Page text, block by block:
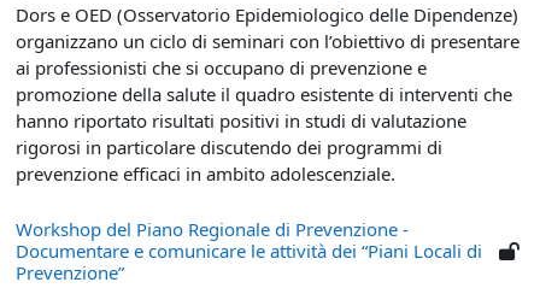
Dors e OED (Osservatorio Epidemiologico delle Dipendenze)
organizzano un ciclo di seminari con l’obiettivo di presentare
ai professionisti che si occupano di prevenzione e
promozione della salute il quadro esistente di interventi che
hanno riportato risultati positivi in studi di valutazione
rigorosi in particolare discutendo dei programmi di
prevenzione efficaci in ambito adolescenziale.
Workshop del Piano Regionale di Prevenzione -
Documentare e comunicare le attività dei “Piani Locali di
Prevenzione”